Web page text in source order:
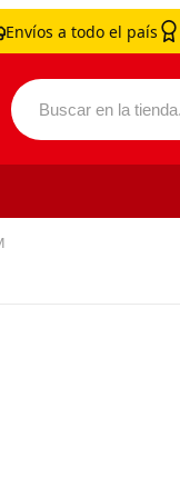
Envíos a todo el país
Buscar por: